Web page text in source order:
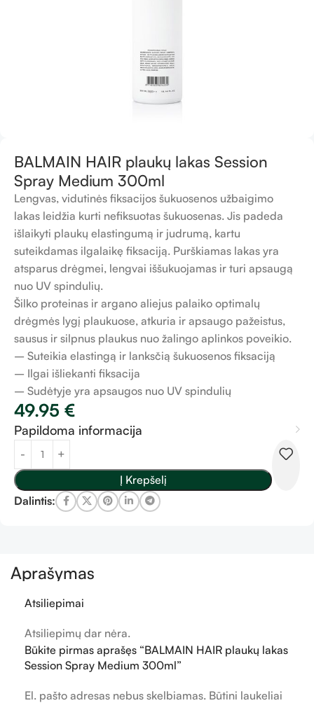
BALMAIN HAIR plaukų lakas Session
Spray Medium 300ml
Lengvas, vidutinės fiksacijos šukuosenos užbaigimo
lakas leidžia kurti nefiksuotas šukuosenas. Jis padeda
išlaikyti plaukų elastingumą ir judrumą, kartu
suteikdamas ilgalaikę fiksaciją. Purškiamas lakas yra
atsparus drėgmei, lengvai iššukuojamas ir turi apsaugą
nuo UV spindulių.
Šilko proteinas ir argano aliejus palaiko optimalų
drėgmės lygį plaukuose, atkuria ir apsaugo pažeistus,
sausus ir silpnus plaukus nuo žalingo aplinkos poveikio.
– Suteikia elastingą ir lanksčią šukuosenos fiksaciją
– Ilgai išliekanti fiksacija
– Sudėtyje yra apsaugos nuo UV spindulių
49.95 €
Papildoma informacija
Į Krepšelį
Dalintis:
Aprašymas
Atsiliepimai
Atsiliepimų dar nėra.
Būkite pirmas aprašęs “BALMAIN HAIR plaukų lakas
Session Spray Medium 300ml”
El. pašto adresas nebus skelbiamas. Būtini laukeliai